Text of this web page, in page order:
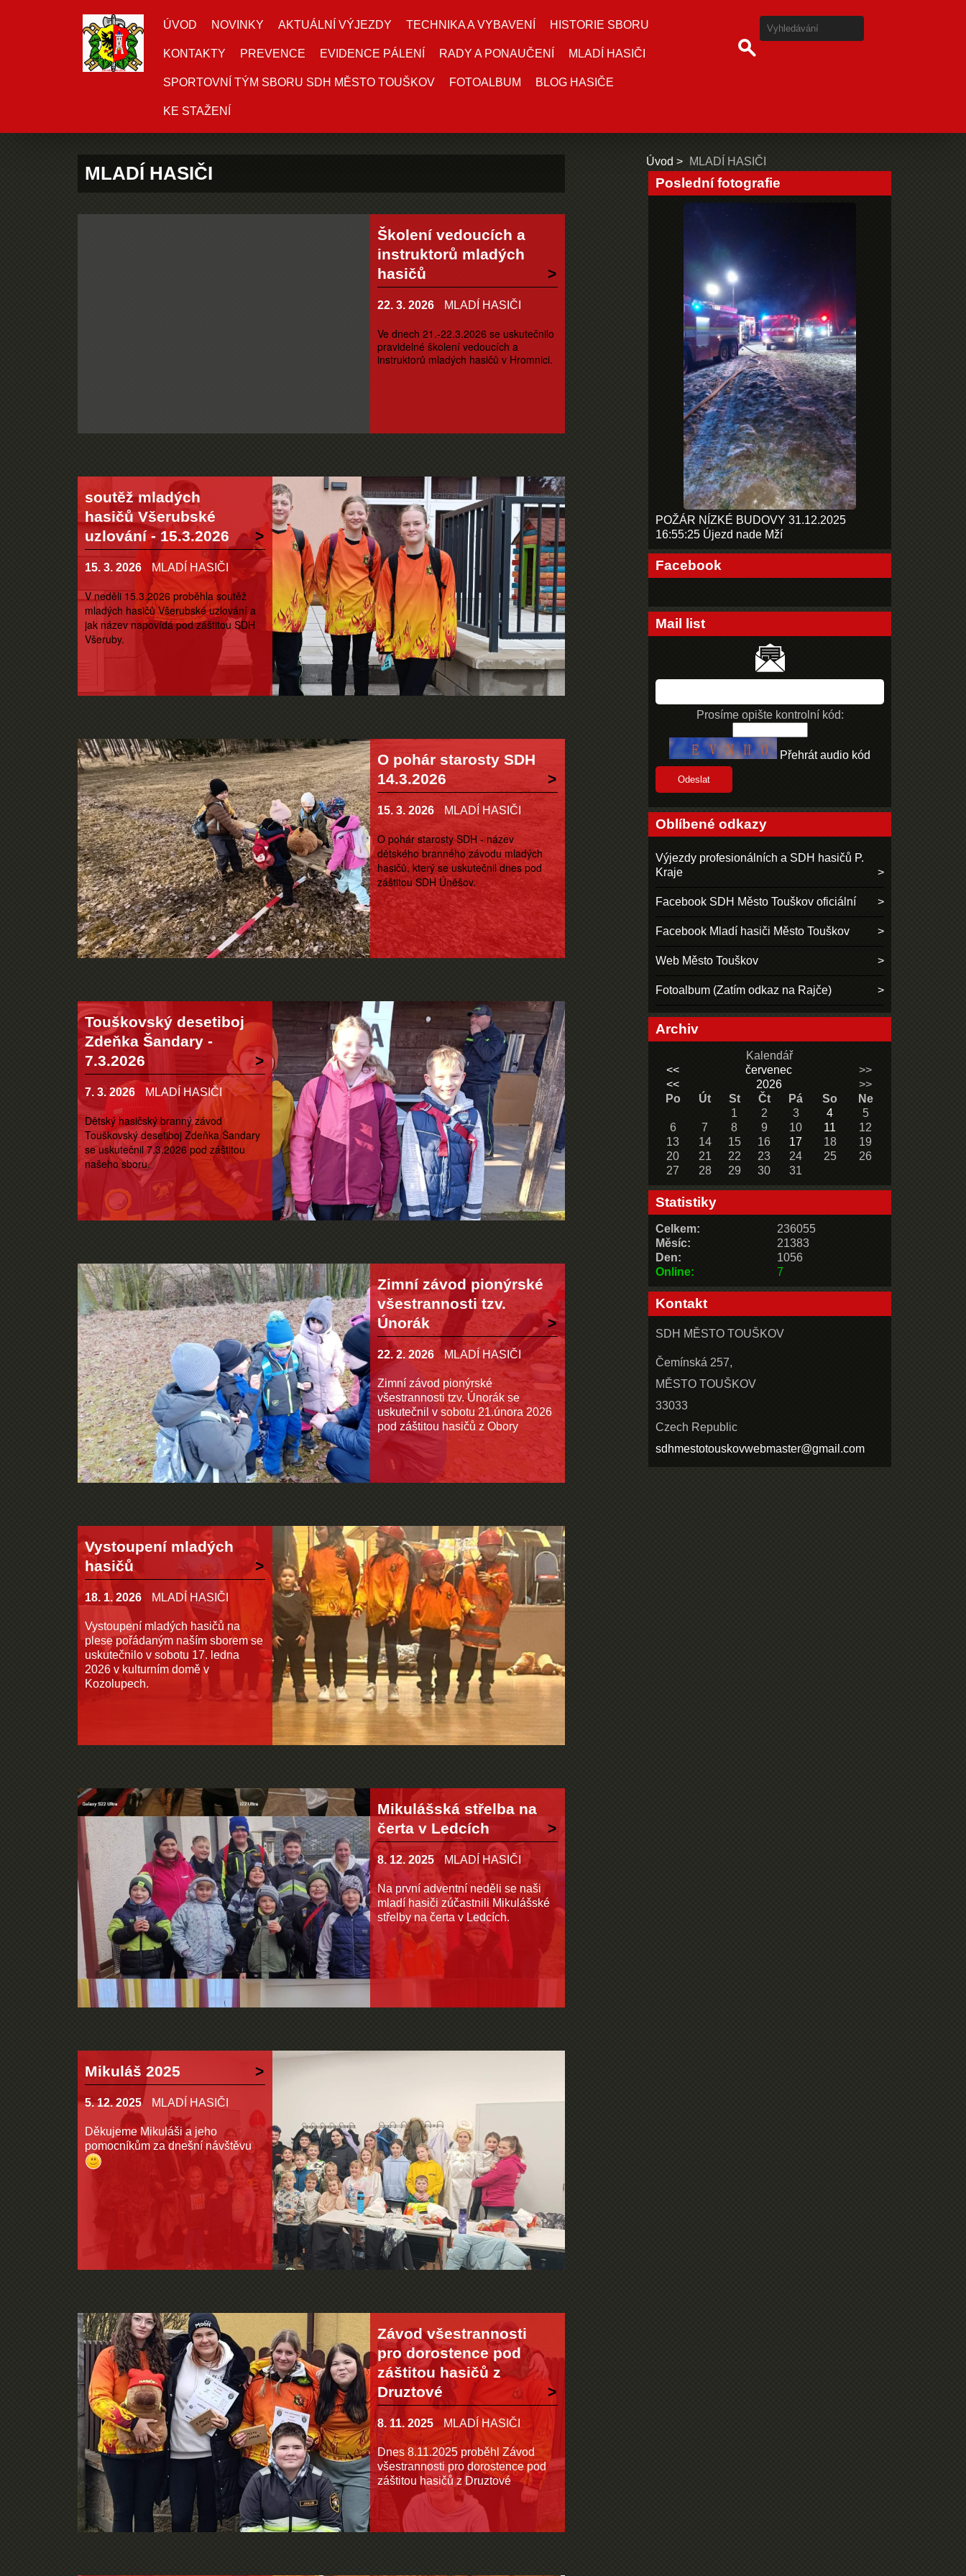
ÚVOD NOVINKY AKTUÁLNÍ VÝJEZDY TECHNIKA A VYBAVENÍ HISTORIE SBORU
KONTAKTY PREVENCE EVIDENCE PÁLENÍ RADY A PONAUČENÍ MLADÍ HASIČI
SPORTOVNÍ TÝM SBORU SDH MĚSTO TOUŠKOV FOTOALBUM BLOG HASIČE
KE STAŽENÍ
MLADÍ HASIČI
Školení vedoucích a
instruktorů mladých
hasičů
22. 3. 2026 MLADÍ HASIČI
Ve dnech 21.-22.3.2026 se uskutečnilo
pravidelné školení vedoucích a
instruktorů mladých hasičů v Hromnici.
soutěž mladých
hasičů Všerubské
uzlování - 15.3.2026
15. 3. 2026 MLADÍ HASIČI
V neděli 15.3.2026 proběhla soutěž
mladých hasičů Všerubské uzlování a
jak název napovídá pod záštitou SDH
Všeruby.
O pohár starosty SDH
14.3.2026
15. 3. 2026 MLADÍ HASIČI
O pohár starosty SDH - název
dětského branného závodu mladých
hasičů, který se uskutečnil dnes pod
záštitou SDH Úněšov.
Touškovský desetiboj
Zdeňka Šandary -
7.3.2026
7. 3. 2026 MLADÍ HASIČI
Dětský hasičský branný závod
Touškovský desetiboj Zdeňka Šandary
se uskutečnil 7.3.2026 pod záštitou
našeho sboru.
Zimní závod pionýrské
všestrannosti tzv.
Únorák
22. 2. 2026 MLADÍ HASIČI
Zimní závod pionýrské
všestrannosti tzv. Únorák se
uskutečnil v sobotu 21.února 2026
pod záštitou hasičů z Obory
Vystoupení mladých
hasičů
18. 1. 2026 MLADÍ HASIČI
Vystoupení mladých hasičů na
plese pořádaným naším sborem se
uskutečnilo v sobotu 17. ledna
2026 v kulturním domě v
Kozolupech.
Mikulášská střelba na
čerta v Ledcích
8. 12. 2025 MLADÍ HASIČI
Na první adventní neděli se naši
mladí hasiči zúčastnili Mikulášské
střelby na čerta v Ledcích.
Mikuláš 2025
5. 12. 2025 MLADÍ HASIČI
Děkujeme Mikuláši a jeho
pomocníkům za dnešní návštěvu
Závod všestrannosti
pro dorostence pod
záštitou hasičů z
Druztové
8. 11. 2025 MLADÍ HASIČI
Dnes 8.11.2025 proběhl Závod
všestrannosti pro dorostence pod
záštitou hasičů z Druztové
Úvod MLADÍ HASIČI
Poslední fotografie
POŽÁR NÍZKÉ BUDOVY 31.12.2025
16:55:25 Újezd nade Mží
Facebook
Mail list
Prosíme opište kontrolní kód:
Přehrát audio kód
Oblíbené odkazy
Výjezdy profesionálních a SDH hasičů P.
Kraje
Facebook SDH Město Touškov oficiální
Facebook Mladí hasiči Město Touškov
Web Město Touškov
Fotoalbum (Zatím odkaz na Rajče)
Archiv
Kalendář
<<
červenec
>>
<<
2026
>>
Po
Út St Čt Pá So
Ne
1
2 3 4
5
6
7 8 9 10 11
12
13
14 15 16 17 18
19
20
21 22 23 24 25
26
27
28 29 30 31
Statistiky
Online: 7
Celkem:
236055
Měsíc:
21383
Den:
1056
Kontakt
SDH MĚSTO TOUŠKOV
Čemínská 257,
MĚSTO TOUŠKOV
33033
Czech Republic
sdhmestotouskovwebmaster@gmail.com